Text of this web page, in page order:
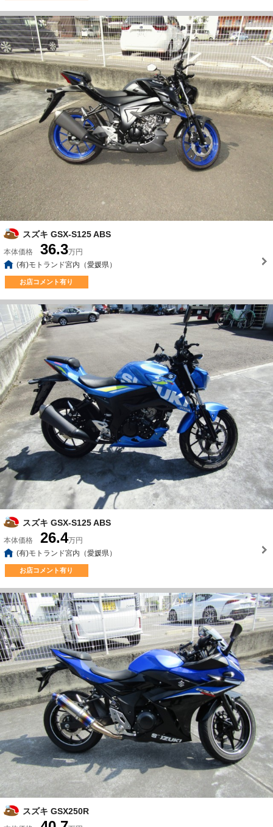
スズキ GSX-S125 ABS
本体価格 36.3万円
(有)モトランド宮内（愛媛県）
お店コメント有り
スズキ GSX-S125 ABS
本体価格 26.4万円
(有)モトランド宮内（愛媛県）
お店コメント有り
スズキ GSX250R